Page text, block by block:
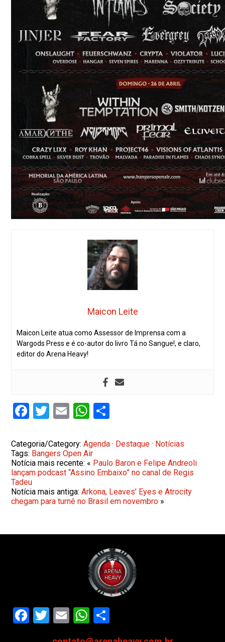
Maicon Leite
Maicon Leite atua como Assessor de Imprensa com a
Wargods Press e é co-autor do livro Tá no Sangue!, e claro,
editor do Arena Heavy!
Facebook
Twitter
EmailWhatsApp
Categoria/Category:Agenda · Destaque · Notícias
Tags: Bangers Open Air
Notícia mais recente: « Paulo Baron e Felipe Andreoli
lançam podcast “Assino Embaixo” no canal de Regis
Tadeu
Notícia mais antiga:Arkona, Leaves’ Eyes e Atrocity
chegam para turnê no Brasil em novembro »
Facebook
Twitter
EmailWhatsApp